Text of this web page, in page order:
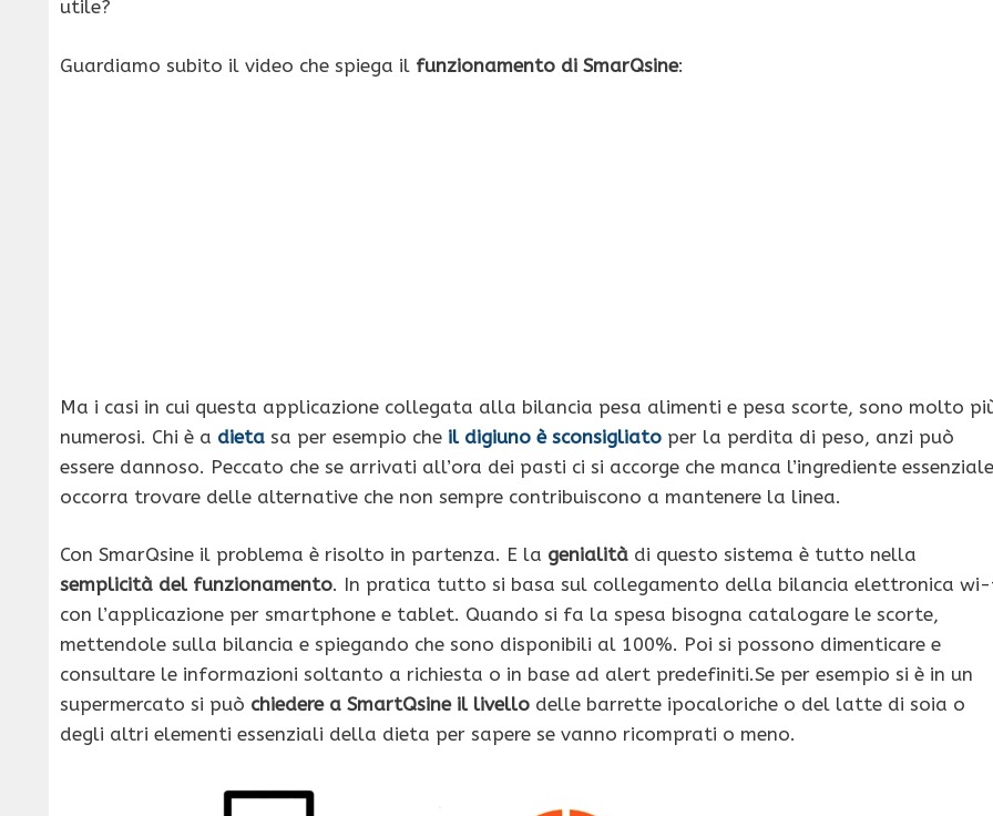
utile?
Guardiamo subito il video che spiega il funzionamento di SmarQsine:
Ma i casi in cui questa applicazione collegata alla bilancia pesa alimenti e pesa scorte, sono molto
numerosi. Chi è a dieta sa per esempio che il digiuno è sconsigliato per la perdita di peso, anzi può
essere dannoso. Peccato che se arrivati all’ora dei pasti ci si accorge che manca l’ingrediente
occorra trovare delle alternative che non sempre contribuiscono a mantenere la linea.
Con SmarQsine il problema è risolto in partenza. E la genialità di questo sistema è tutto nella
semplicità del funzionamento. In pratica tutto si basa sul collegamento della bilancia elettronica
con l’applicazione per smartphone e tablet. Quando si fa la spesa bisogna catalogare le scorte,
mettendole sulla bilancia e spiegando che sono disponibili al 100%. Poi si possono dimenticare e
consultare le informazioni soltanto a richiesta o in base ad alert predefiniti.Se per esempio si è in un
supermercato si può chiedere a SmartQsine il livello delle barrette ipocaloriche o del latte di soia o
degli altri elementi essenziali della dieta per sapere se vanno ricomprati o meno.